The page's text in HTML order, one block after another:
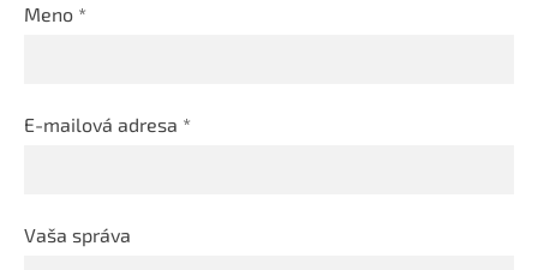
Meno *
E-mailová adresa *
Vaša správa